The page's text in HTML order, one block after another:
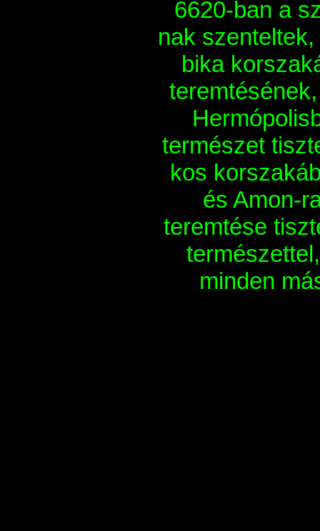
6620-ban a
nak
bika
természet
kos
és Amon-
teremtése
minden